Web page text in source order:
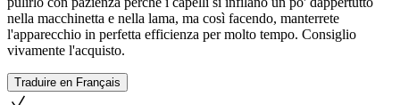
nella macchinetta e nella lama, ma così facendo, manterrete
l'apparecchio in perfetta efficienza per molto tempo. Consiglio
vivamente l'acquisto.
Traduire en Français